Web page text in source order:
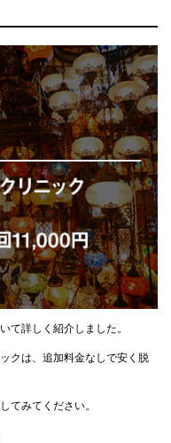
て詳しく紹介しました。
クは、追加料金なしで安く脱
てみてください。